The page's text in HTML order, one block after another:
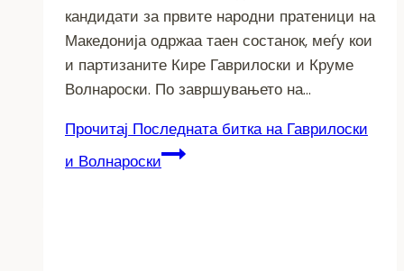
кандидати за првите народни пратеници на
Македонија одржаа таен состанок, меѓу кои
и партизаните Кире Гаврилоски и Круме
Волнароски. По завршувањето на…
Прочитај Последната битка на Гаврилоски
и Волнароски